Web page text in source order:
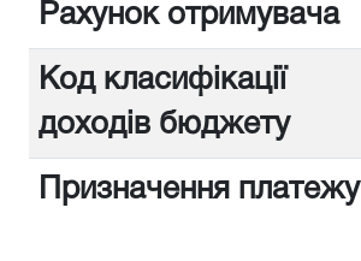
Рахунок отримувача
Код класифікації
доходів бюджету
Призначення платежу